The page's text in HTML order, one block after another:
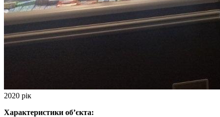
2020 рік
Характеристики об’єкта: